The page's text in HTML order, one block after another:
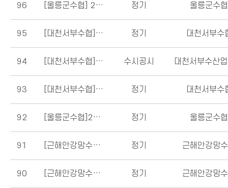
96 [울릉군수협] 2023년 상반기 정기경영공시 정기 울릉군수협
95 [대천서부수협]2023 상반기 정기경영공시
정기 대천서부수
94 [대천서부수협]2023년 수시공시 수시공시
93 [대천서부수협]2022년 하반기 경영공시
정기 대천서부수
92 [울릉군수협]22년 하반기 정기 경영공시 및 요약 정기 울릉군수협
91 [근해안강망수협] 2022년 상반기 요약경영공시
정기 근해안강망
90 [근해안강망수협] 2022년 상반기 경영공시
정기 근해안강망